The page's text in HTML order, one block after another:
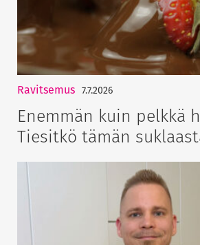
Ravitsemus 7.7.2026
Enemmän kuin pelkkä
Tiesitkö tämän